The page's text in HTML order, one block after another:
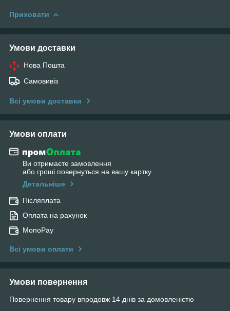
Приховати
Умови доставки
Нова Пошта
Самовивіз
Всі умови доставки
Умови оплати
Ви отримаєте замовлення
або гроші повернуться на вашу картку
Детальніше
Післяплата
Оплата на рахунок
MonoPay
Всі умови оплати
Умови повернення
Повернення товару впродовж 14 днів за домовленістю